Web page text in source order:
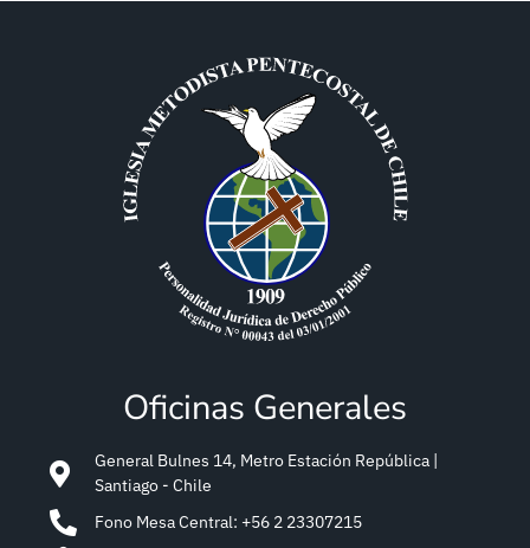
Oficinas Generales
General Bulnes 14, Metro Estación República |
Santiago - Chile
Fono Mesa Central: +56 2 23307215